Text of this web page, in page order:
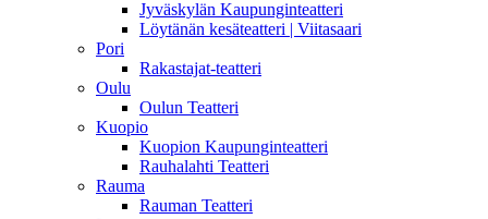
Jyväskylän Kaupunginteatteri
Löytänän kesäteatteri | Viitasaari
Pori
Rakastajat-teatteri
Oulu
Oulun Teatteri
Kuopio
Kuopion Kaupunginteatteri
Rauhalahti Teatteri
Rauma
Rauman Teatteri